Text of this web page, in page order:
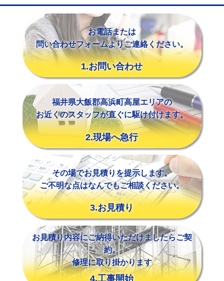
※給水管工事は20mmまでの価格です。
お電話または
問い合わせフォームよりご連絡ください。
1.お問い合わせ
福井県大飯郡高浜町高屋エリアの
お近くのスタッフが直ぐに駆け付けます。
2.現場へ急行
その場でお見積りを提示します。
ご不明な点はなんでもご相談ください。
3.お見積り
お見積り内容にご納得いただけましたらご契
約。
修理に取り掛かります
4.工事開始